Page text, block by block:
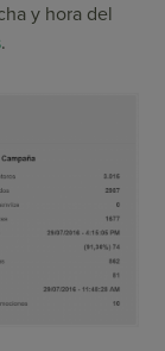
y hora del
.